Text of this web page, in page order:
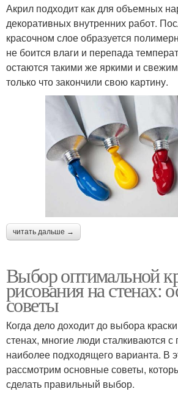
Акрил подходит как для объемных
декоративных внутренних работ.
красочном слое образуется
не боится влаги и перепада
остаются такими же яркими и
только что закончили свою картину.
читать дальше →
Выбор оптимальной
рисования на стенах:
советы
Когда дело доходит до выбора
стенах, многие люди сталкиваются
наиболее подходящего варианта. В
рассмотрим основные советы,
сделать правильный выбор.